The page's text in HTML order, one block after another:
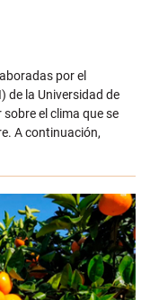
por el
de la Universidad de
el clima que se
A continuación,